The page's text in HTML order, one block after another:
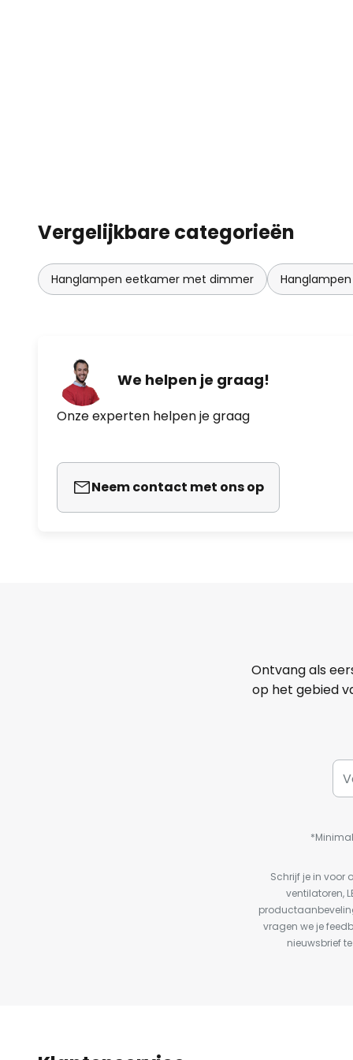
Vergelijkbare categorieën
Hanglampen eetkamer met dimmer
We helpen je graag!
Onze experten helpen je graag
Neem contact met ons op
Ontvang als
op het gebied
Schrijf je in voor
ventilatoren,
vragen we je
nieuwsbrief